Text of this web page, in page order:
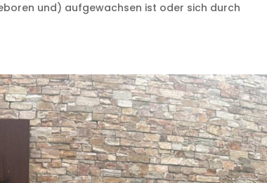
und) aufgewachsen ist oder sich durch